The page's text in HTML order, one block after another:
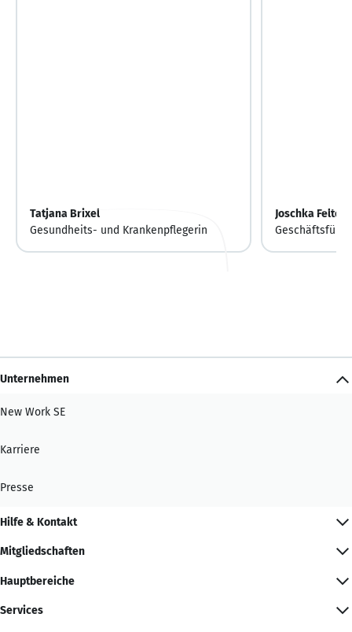
Tatjana Brixel
Gesundheits- und Krankenpflegerin
Joschka Felten
Unternehmen
New Work SE
Karriere
Presse
Hilfe & Kontakt
Mitgliedschaften
Hauptbereiche
Services